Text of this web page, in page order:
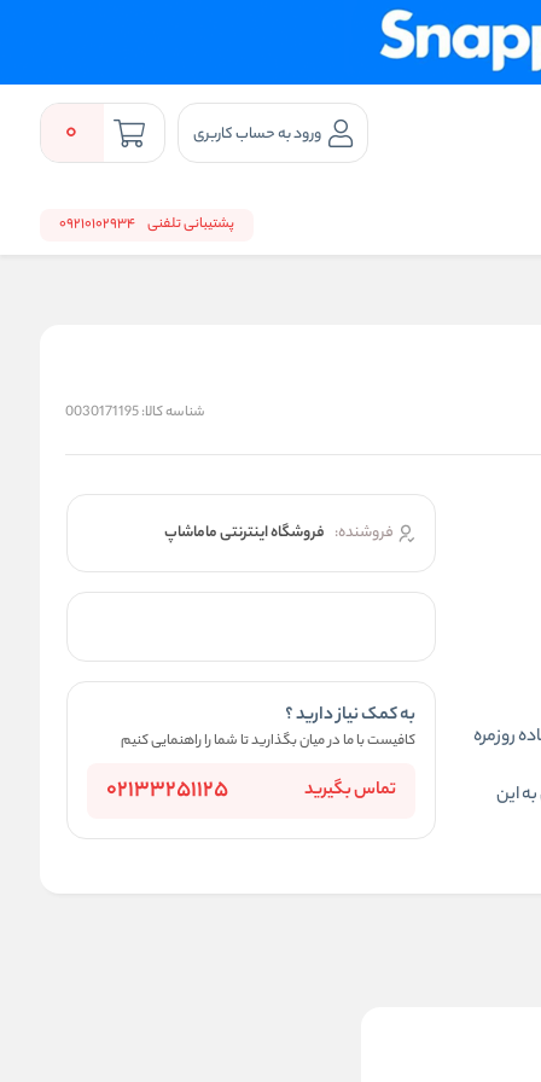
ورود به حساب کاربری 0
پشتیبانی تلفنی 09210102934
شناسه کالا:0030171195
روزمره
این
فروشنده: فروشگاه اینترنتی ماماشاپ
به کمک نیاز دارید ؟
کافیست با ما در میان بگذارید تا شما را راهنمایی کنیم
تماس بگیرید 02133251125